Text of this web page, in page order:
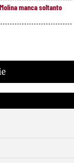
manca soltanto